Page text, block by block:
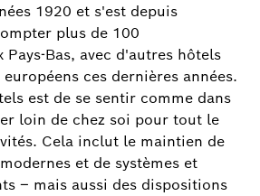
1920 et s'est depuis
plus de 100
Pays-Bas, avec d'autres hôtels
ces dernières années.
est de se sentir comme dans
loin de chez soi pour tout le
Cela inclut le maintien de
et de systèmes et
– mais aussi des dispositions